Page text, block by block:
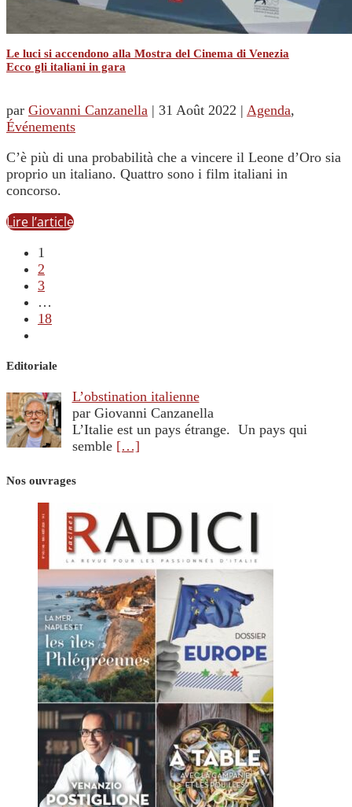
Le luci si accendono alla Mostra del Cinema di Venezia
Ecco gli italiani in gara
par Giovanni Canzanella | 31 Août 2022 | Agenda,
Événements
C’è più di una probabilità che a vincere il Leone d’Oro sia
proprio un italiano. Quattro sono i film italiani in
concorso.
Lire l’article
1
2
3
…
18
Editoriale
L’obstination italienne
par Giovanni Canzanella
L’Italie est un pays étrange. Un pays qui
semble […]
Nos ouvrages